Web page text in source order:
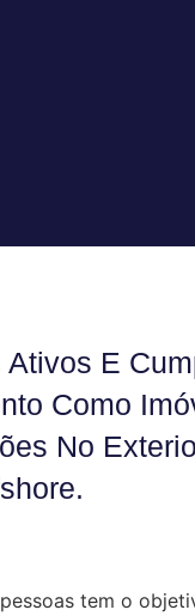
E
Como
No
tem o